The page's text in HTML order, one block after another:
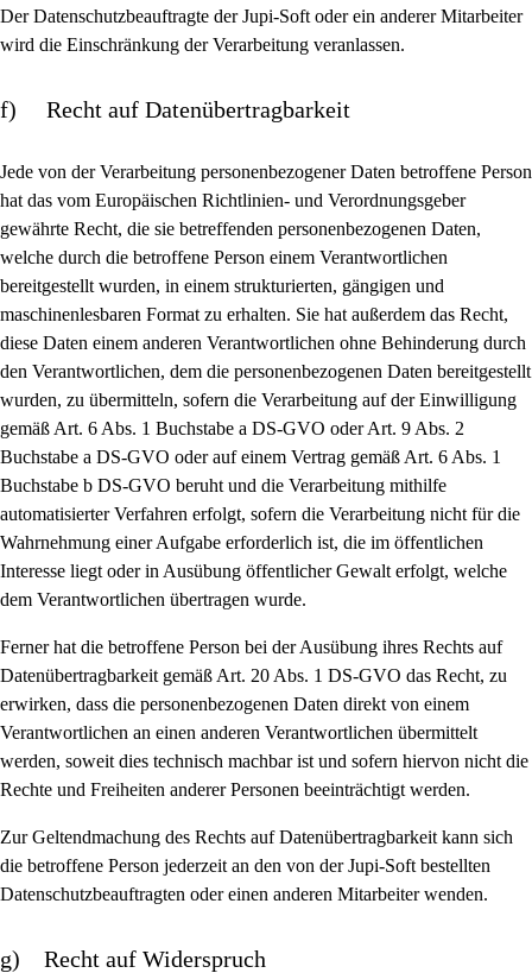
Der Datenschutzbeauftragte der Jupi-Soft oder ein anderer Mitarbeiter
wird die Einschränkung der Verarbeitung veranlassen.
f) Recht auf Datenübertragbarkeit
Jede von der Verarbeitung personenbezogener Daten betroffene Person
hat das vom Europäischen Richtlinien- und Verordnungsgeber
gewährte Recht, die sie betreffenden personenbezogenen Daten,
welche durch die betroffene Person einem Verantwortlichen
bereitgestellt wurden, in einem strukturierten, gängigen und
maschinenlesbaren Format zu erhalten. Sie hat außerdem das Recht,
diese Daten einem anderen Verantwortlichen ohne Behinderung durch
den Verantwortlichen, dem die personenbezogenen Daten bereitgestellt
wurden, zu übermitteln, sofern die Verarbeitung auf der Einwilligung
gemäß Art. 6 Abs. 1 Buchstabe a DS-GVO oder Art. 9 Abs. 2
Buchstabe a DS-GVO oder auf einem Vertrag gemäß Art. 6 Abs. 1
Buchstabe b DS-GVO beruht und die Verarbeitung mithilfe
automatisierter Verfahren erfolgt, sofern die Verarbeitung nicht für die
Wahrnehmung einer Aufgabe erforderlich ist, die im öffentlichen
Interesse liegt oder in Ausübung öffentlicher Gewalt erfolgt, welche
dem Verantwortlichen übertragen wurde.
Ferner hat die betroffene Person bei der Ausübung ihres Rechts auf
Datenübertragbarkeit gemäß Art. 20 Abs. 1 DS-GVO das Recht, zu
erwirken, dass die personenbezogenen Daten direkt von einem
Verantwortlichen an einen anderen Verantwortlichen übermittelt
werden, soweit dies technisch machbar ist und sofern hiervon nicht die
Rechte und Freiheiten anderer Personen beeinträchtigt werden.
Zur Geltendmachung des Rechts auf Datenübertragbarkeit kann sich
die betroffene Person jederzeit an den von der Jupi-Soft bestellten
Datenschutzbeauftragten oder einen anderen Mitarbeiter wenden.
g) Recht auf Widerspruch